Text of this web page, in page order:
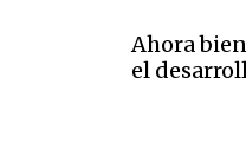
Ahora
el